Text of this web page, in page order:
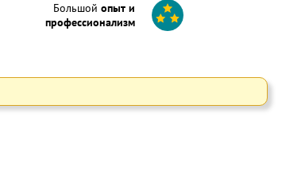
Большой опыт и
профессионализм